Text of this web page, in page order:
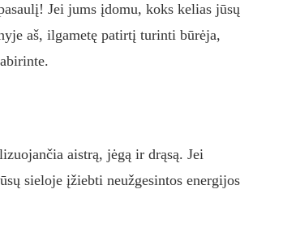
Jei jums įdomu, koks kelias jūsų
aš, ilgametę patirtį turinti būrėja,
aistrą, jėgą ir drąsą. Jei
sieloje įžiebti neužgesintos energijos